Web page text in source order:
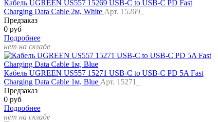
Кабель UGREEN US557 15269 USB-C to USB-C PD Fast
Charging Data Cable 2м, White Арт. 15269_
Предзаказ
0 руб
Подробнее
нет на складе
Кабель UGREEN US557 15271 USB-C to USB-C PD 5A Fast
Charging Data Cable 1м, Blue Арт. 15271_
Предзаказ
0 руб
Подробнее
нет на складе